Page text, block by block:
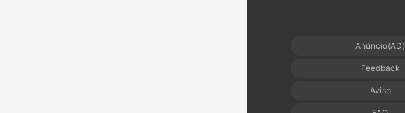
Anúncio(AD)
Feedback
Aviso